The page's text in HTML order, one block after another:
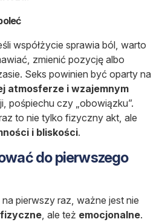
współżycie sprawia ból, warto
zmienić pozycję albo
Seks powinien być oparty na
atmosferze i wzajemnym
pośpiechu czy „obowiązku”.
to nie tylko fizyczny akt, ale
i bliskości.
do pierwszego
pierwszy raz, ważne jest nie
, ale też emocjonalne.